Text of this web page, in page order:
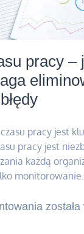
pracy –
pracy jest
pracy jest
każdą
została